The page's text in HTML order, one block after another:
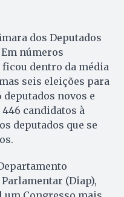
dos Deputados
números
dentro da média
seis eleições para
deputados novos e
candidatos à
deputados que se
(Diap),